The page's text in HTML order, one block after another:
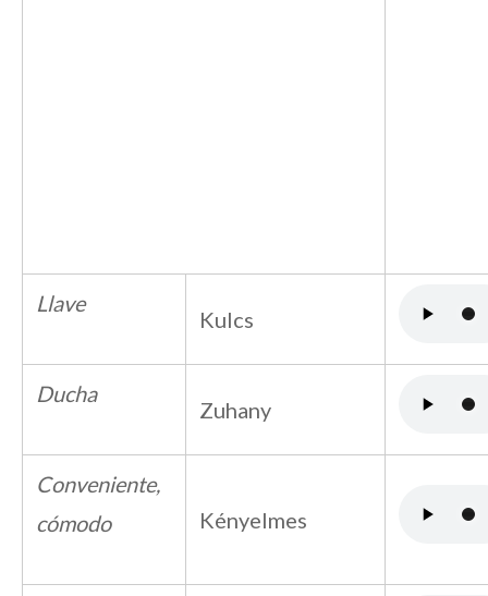
Llave
Kulcs
Ducha
Zuhany
Conveniente,
cómodo
Kényelmes